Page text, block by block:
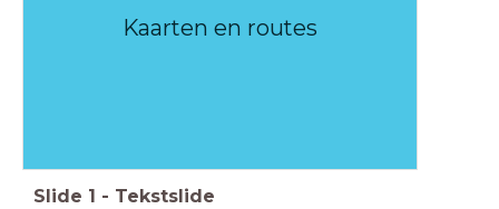
Kaarten en routes
Slide 1 - Tekstslide